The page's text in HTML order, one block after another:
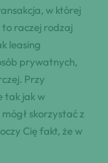
w której
to raczej rodzaj
leasing
prywatnych,
Przy
tak jak w
skorzystać z
Cię fakt, że w